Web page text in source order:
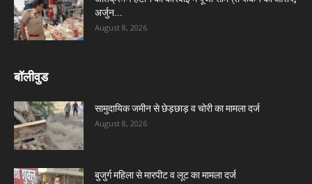
अर्जुन...
August 8, 2026
बॉलीवुड
सामुदायिक जमीन से छेड़छाड़ व चोरी का मामला दर्ज
August 8, 2026
बुजुर्ग महिला से मारपीट व लूट का मामला दर्ज